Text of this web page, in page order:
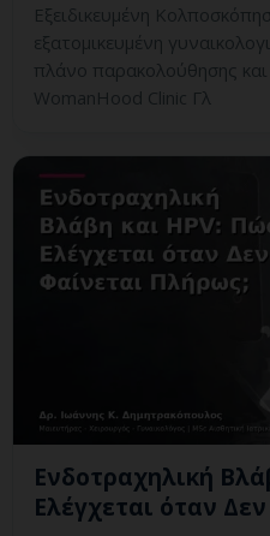
Εξειδικευμένη
εξατομικευμένη
πλάνο παρακολούθησης
WomanHood Clinic Γλ
Ενδοτραχηλική
Ελέγχεται όταν